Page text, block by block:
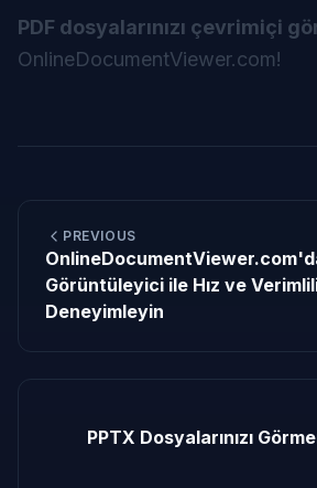
PDF dosyalarınızı çevrimiçi
OnlineDocumentViewer.com!
PREVIOUS
Görüntüleyici ile Hız ve
Deneyimleyin
PPTX Dosyalarınızı